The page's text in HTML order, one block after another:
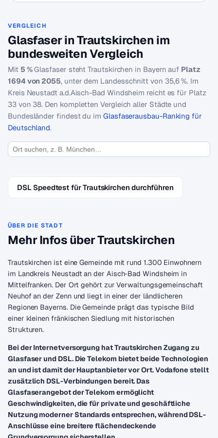
VERGLEICH
Glasfaser in Trautskirchen im
bundesweiten Vergleich
Mit 5 %Glasfaser steht Trautskirchen in Bayern auf Platz
1694 von 2055, unter dem Landesschnitt von 35,6 %. Im
Kreis Neustadt a.d.Aisch-Bad Windsheim reicht es für Platz
33 von 38. Den kompletten Vergleich aller Städte und
Bundesländer findest du im Glasfaserausbau-Ranking für
Deutschland.
DSL Speedtest für Trautskirchen durchführen
ÜBER DIE STADT
Mehr Infos über Trautskirchen
Trautskirchen ist eine Gemeinde mit rund 1.300 Einwohnern
im Landkreis Neustadt an der Aisch-Bad Windsheim in
Mittelfranken. Der Ort gehört zur Verwaltungsgemeinschaft
Neuhof an der Zenn und liegt in einer der ländlicheren
Regionen Bayerns. Die Gemeinde prägt das typische Bild
einer kleinen fränkischen Siedlung mit historischen
Strukturen.
Bei der Internetversorgung hat Trautskirchen Zugang zu
Glasfaser und DSL. Die Telekom bietet beide Technologien
an und ist damit der Hauptanbieter vor Ort. Vodafone stellt
zusätzlich DSL-Verbindungen bereit. Das
Glasfaserangebot der Telekom ermöglicht
Geschwindigkeiten, die für private und geschäftliche
Nutzung moderner Standards entsprechen, während DSL-
Anschlüsse eine breitere flächendeckende